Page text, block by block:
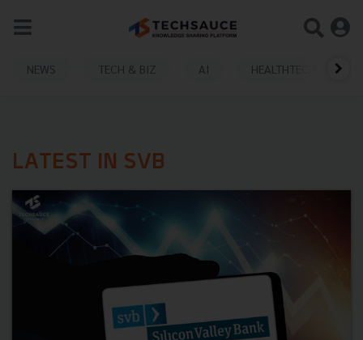
NEWS TECH & BIZ AI HEALTHTECH
LATEST IN SVB